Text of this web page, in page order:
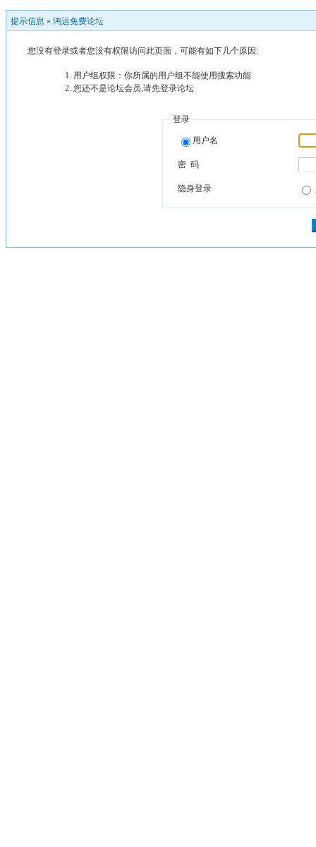
提示信息 » 鸿运免费论坛
您没有登录或者您没有权限访问此页面，可能有如下几个原因:
用户组权限：你所属的用户组不能使用搜索功能
您还不是论坛会员,请先登录论坛
登录
用户名
密 码
隐身登录